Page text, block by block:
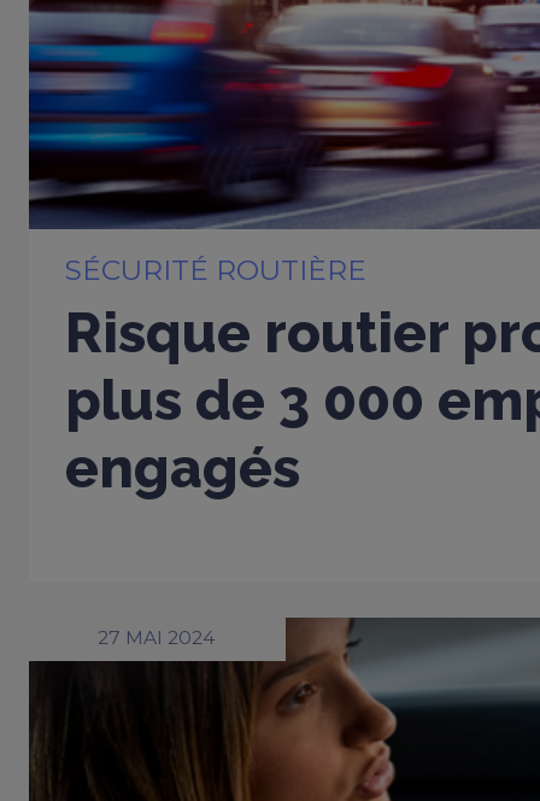
SÉCURITÉ ROUTIÈRE
Risque routier
plus de 3 000
engagés
27 MAI 2024